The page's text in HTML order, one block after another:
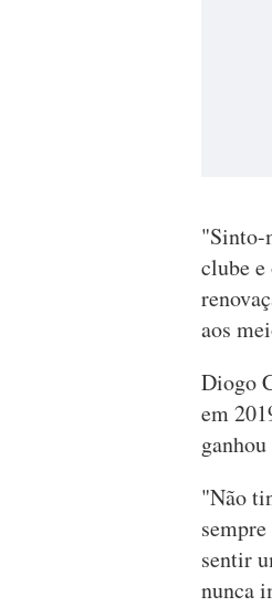
"Sinto-
clube
aos
Diogo
em
"Não
sentir
nunca